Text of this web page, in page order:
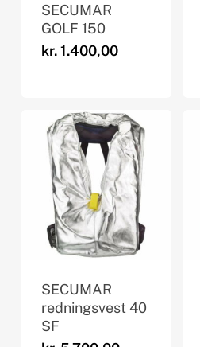
SECUMAR
GOLF 150
kr.1.400,00
SECUMAR
redningsvest 40
SF